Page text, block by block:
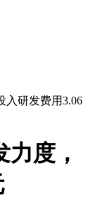
入研发费用3.06
度，